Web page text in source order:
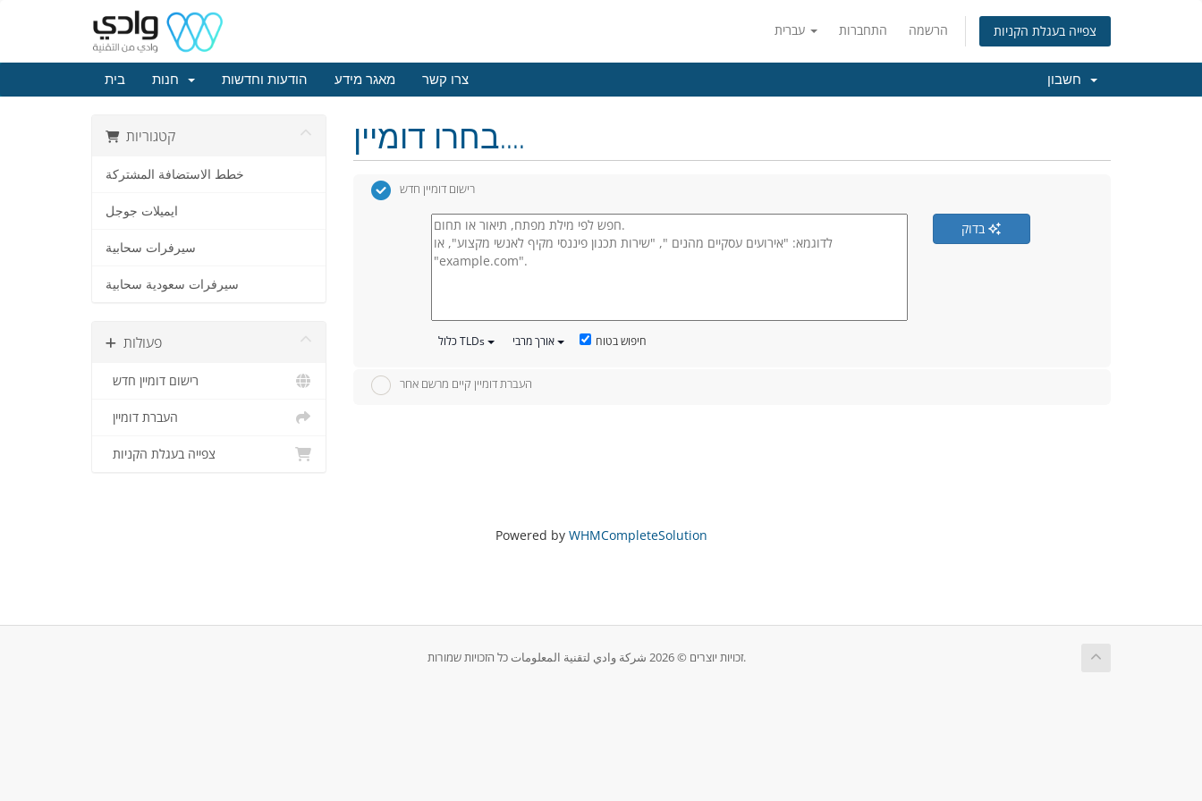
התחברות הרשמה צפייה בעגלת הקניות
בית הודעות וחדשות מאגר מידע צרו קשר
קטגוריות
خطط الاستضافة المشتركة
ايميلات جوجل
سيرفرات سحابية
سيرفرات سعودية سحابية
פעולות
רישום דומיין חדש
העברת דומיין
צפייה בעגלת הקניות
בחרו דומיין....
רישום דומיין חדש
בדוק
כלול TLDs אורך מרבי חיפוש בטוח
העברת דומיין קיים מרשם אחר
Powered by WHMCompleteSolution
זכויות יוצרים © 2026 شركة وادي لتقنية المعلومات כל הזכויות שמורות.